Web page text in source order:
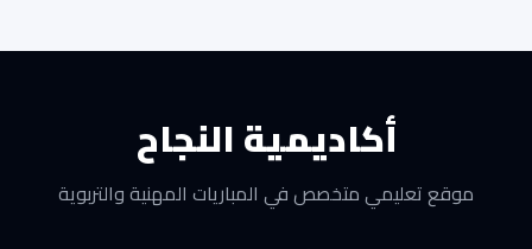
أكاديمية النجاح
موقع تعليمي متخصص في المباريات المهنية والتربوية